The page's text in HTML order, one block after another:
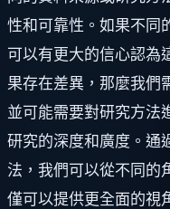
性和可靠性。如果不同
可以有更大的信心認為
果存在差異，那麼我們
並可能需要對研究方法
研究的深度和廣度。通
法，我們可以從不同的
僅可以提供更全面的視